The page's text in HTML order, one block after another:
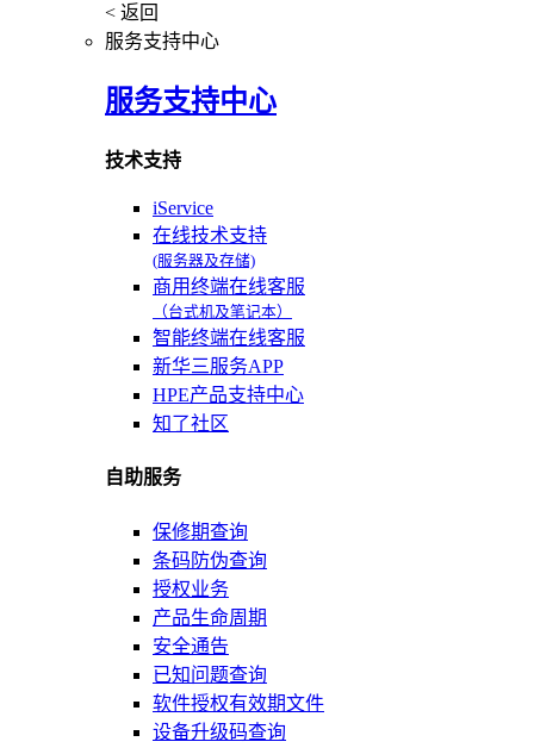
< 返回
服务支持中心
服务支持中心
技术支持
iService
在线技术支持
(服务器及存储)
商用终端在线客服
（台式机及笔记本）
智能终端在线客服
新华三服务APP
HPE产品支持中心
知了社区
自助服务
保修期查询
条码防伪查询
授权业务
产品生命周期
安全通告
已知问题查询
软件授权有效期文件
设备升级码查询